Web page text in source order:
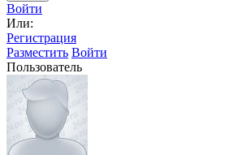
Войти
Или:
Регистрация
Разместить Войти
Пользователь